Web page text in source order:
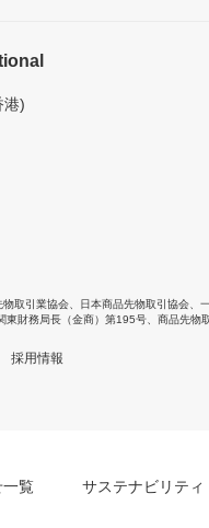
港)
物取引業協会 日本商品先物取引協会
東財務局長（金商）第195号、商品先物
採用情報
一覧 サステナビリティ